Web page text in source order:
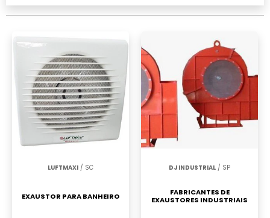
LUFTMAXI / SC
EXAUSTOR PARA BANHEIRO
DJ INDUSTRIAL / SP
FABRICANTES DE
EXAUSTORES INDUSTRIAIS